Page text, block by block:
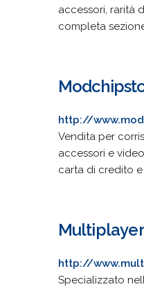
accessori, rarità
completa
http://
Vendita per
accessori e
carta di credito
Multiplayer
http://
Specializzato